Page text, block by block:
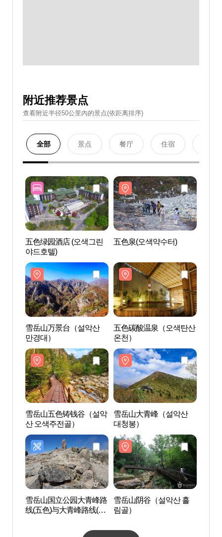
附近推荐景点
查看附近半径50公里內的景点(依距离排序)
全部 景点 餐厅 住宿
五色绿园酒店 (오색그린
야드호텔)
五色泉(오색약수터)
雪岳山万景台（설악산
만경대）
五色碳酸温泉（오색탄산
온천）
雪岳山五色铸钱谷（설악
산 오색주전골）
雪岳山大青峰（설악산
대청봉）
雪岳山国立公园大青峰路
线(五色)与大青峰路线(韩
청봉코스(오색)&대청봉
雪岳山阴谷（설악산 흘
림골）